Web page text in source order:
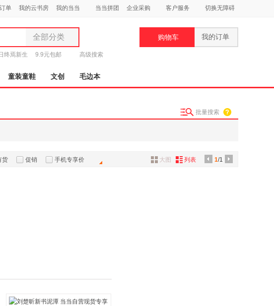
单 我的云书房 我的当当 当当拼团 企业采购 客户服务 切换无障碍
全部分类
全部分类
图书
电子书
孕婴服饰
数码影音
终焉新生 9.9元包邮 高级搜索
购物车 我的订单
童装童鞋 文创 毛边本
批量搜索
货 促销 手机专享价 1/1
大图 列表